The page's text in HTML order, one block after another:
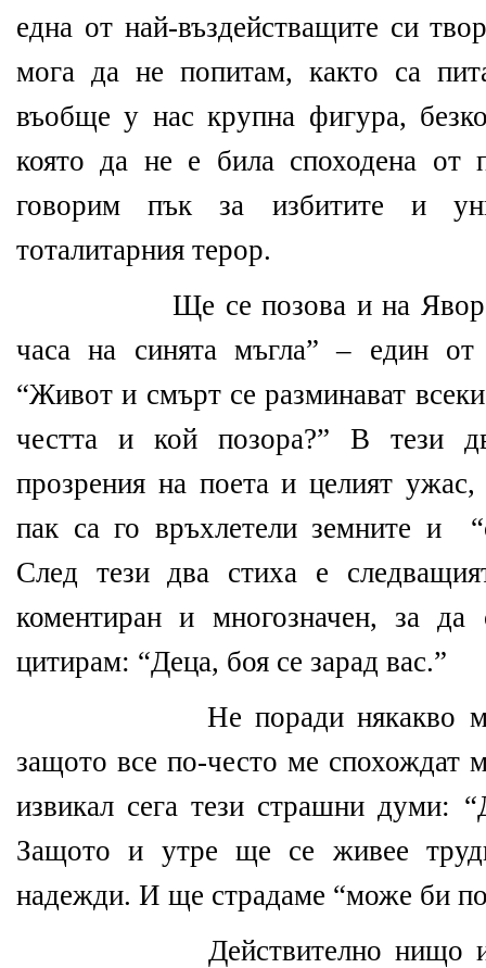
една от най-въздействащите си
мога да не попитам, както са
въобще у нас крупна фигура,
която да не е била споходена от
говорим пък за избитите и
тоталитарния терор.
Ще се позова и на
часа на синята мъгла” – един
“Живот и смърт се разминават
честта и кой позора?” В тези
прозрения на поета и целият ужас,
пак са го връхлетели земните и
След тези два стиха е
коментиран и многозначен, за
цитирам: “Деца, боя се зарад вас.”
Не поради някакво
защото все по-често ме спохождат
извикал сега тези страшни думи:
Защото и утре ще се живее
надежди. И ще страдаме “може би
Действително нищо